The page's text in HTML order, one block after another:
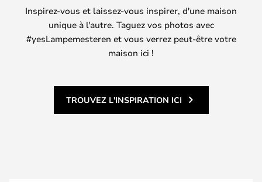
Inspirez-vous et laissez-vous inspirer, d'une maison
unique à l'autre. Taguez vos photos avec
#yesLampemesteren et vous verrez peut-être votre
maison ici !
TROUVEZ L'INSPIRATION ICI